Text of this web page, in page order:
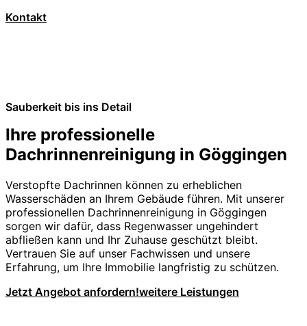
Kontakt
Sauberkeit bis ins Detail
Ihre professionelle
Dachrinnenreinigung in Göggingen
Verstopfte Dachrinnen können zu erheblichen
Wasserschäden an Ihrem Gebäude führen. Mit unserer
professionellen Dachrinnenreinigung in Göggingen
sorgen wir dafür, dass Regenwasser ungehindert
abfließen kann und Ihr Zuhause geschützt bleibt.
Vertrauen Sie auf unser Fachwissen und unsere
Erfahrung, um Ihre Immobilie langfristig zu schützen.
Jetzt Angebot anfordern!weitere Leistungen